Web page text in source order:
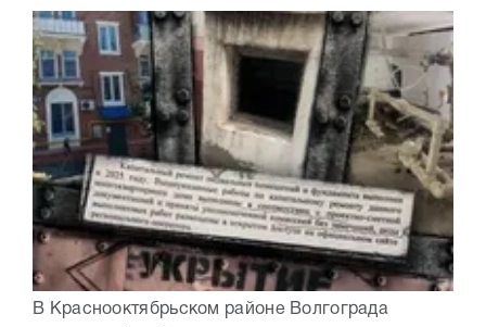
В Краснооктябрьском районе Волгограда